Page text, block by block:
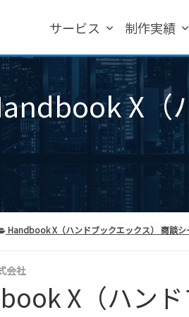
サービス 制作実績
X（
Handbook X（ハンドブックエックス） 商談シ
会社
X（ハン